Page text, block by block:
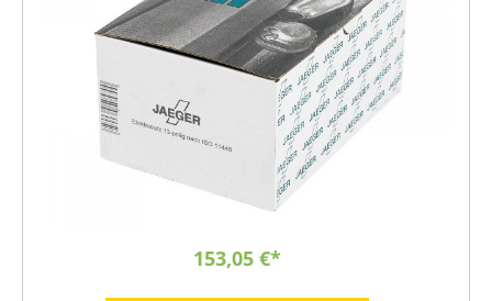
153,05 €*